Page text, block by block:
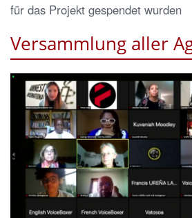
für das Projekt gespendet wurden
Versammlung aller